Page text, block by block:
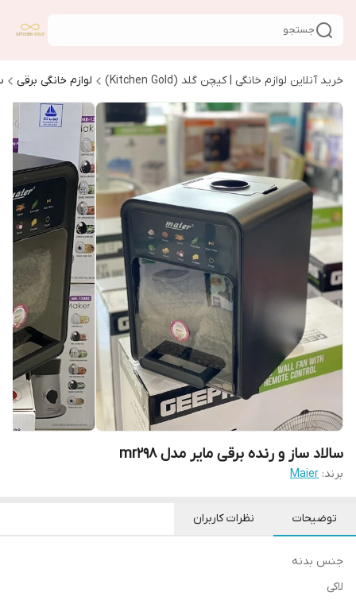
جستجو
خرید آنلاین لوازم خانگی | کیچن گلد (Kitchen Gold) لوازم خانگی برقی
سالاد ساز و رنده برقی مایر مدل mr298
برند: Maier
توضیحات نظرات کاربران
جنس بدنه
لاکی